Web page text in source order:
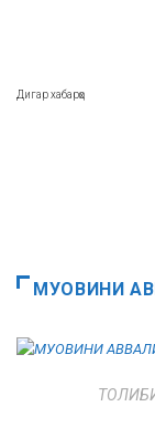
Дигар хабарҳо
МУОВИНИ